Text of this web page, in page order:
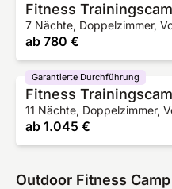
Fitness
7 Nächte, Doppelzimmer,
ab 780 €
Fitness
11 Nächte, Doppelzimmer,
ab 1.045 €
Garantierte Durchführung
Outdoor Fitness